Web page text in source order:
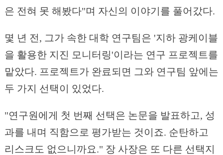
은 전혀 못 해봤다"며 자신의 이야기를 풀어갔다.
몇 년 전, 그가 속한 대학 연구팀은 '지하 광케이블
을 활용한 지진 모니터링'이라는 연구 프로젝트를
맡았다. 프로젝트가 완료되면 그와 연구팀 앞에는
두 가지 선택이 있었다.
"연구원에게 첫 번째 선택은 논문을 발표하고, 성
과를 내며 직함으로 평가받는 것이죠. 순탄하고
리스크도 없으니까요." 장 사장은 또 다른 선택지